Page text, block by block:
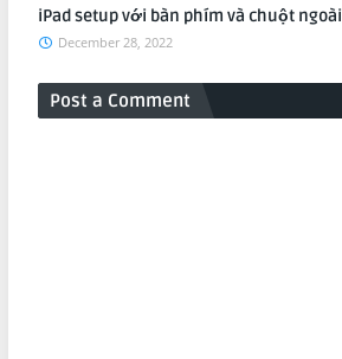
iPad setup với bàn phím và chuột ngoài
December 28, 2022
Post a Comment